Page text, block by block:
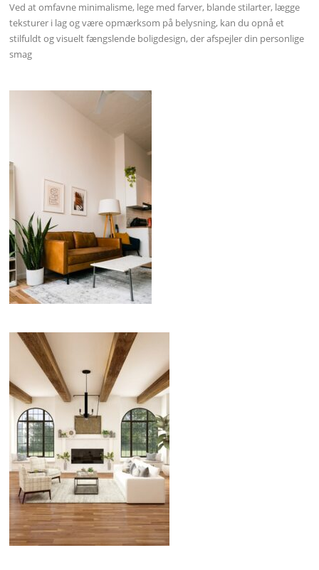
Ved at omfavne minimalisme, lege med farver, blande stilarter, lægge
teksturer i lag og være opmærksom på belysning, kan du opnå et
stilfuldt og visuelt fængslende boligdesign, der afspejler din personlige
smag